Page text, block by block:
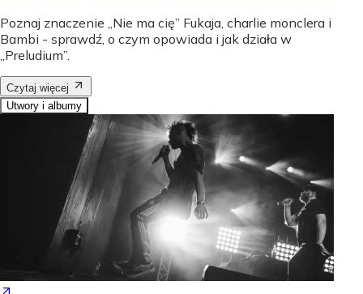
Poznaj znaczenie „Nie ma cię” Fukaja, charlie monclera i
Bambi - sprawdź, o czym opowiada i jak działa w
„Preludium”.
Czytaj więcej
Utwory i albumy